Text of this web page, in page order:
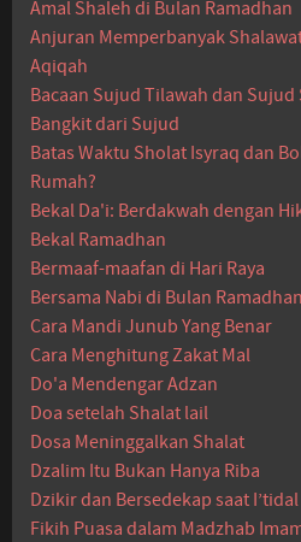
Amal Shaleh di Bulan Ramadhan
Aqiqah
Bacaan Sujud Tilawah dan Sujud
Bangkit dari Sujud
Batas Waktu Sholat Isyraq dan
Rumah?
Bekal Da'i: Berdakwah dengan
Bekal Ramadhan
Bermaaf-maafan di Hari Raya
Bersama Nabi di Bulan Ramadhan
Cara Mandi Junub Yang Benar
Cara Menghitung Zakat Mal
Do'a Mendengar Adzan
Doa setelah Shalat lail
Dosa Meninggalkan Shalat
Dzalim Itu Bukan Hanya Riba
Dzikir dan Bersedekap saat I’tidal
Fikih Puasa dalam Madzhab